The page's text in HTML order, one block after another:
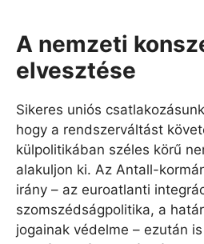
A nemzeti
elvesztése
Sikeres uniós
hogy a rendszerváltást
külpolitikában széles körű
alakuljon ki. Az Antall-
irány – az euroatlanti
szomszédságpolitika, a
jogainak védelme – ezután